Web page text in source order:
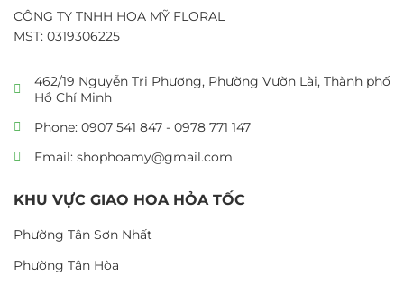
CÔNG TY TNHH HOA MỸ FLORAL
MST: 0319306225
462/19 Nguyễn Tri Phương, Phường Vườn Lài, Thành phố
Hồ Chí Minh
Phone: 0907 541 847 - 0978 771 147
Email: shophoamy@gmail.com
KHU VỰC GIAO HOA HỎA TỐC
Phường Tân Sơn Nhất
Phường Tân Hòa